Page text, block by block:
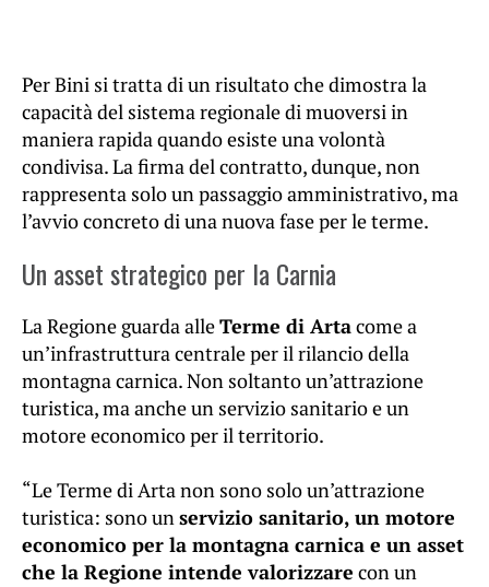
Per Bini si tratta di un risultato che dimostra la
capacità del sistema regionale di muoversi in
maniera rapida quando esiste una volontà
condivisa. La firma del contratto, dunque, non
rappresenta solo un passaggio amministrativo, ma
l’avvio concreto di una nuova fase per le terme.
Un asset strategico per la Carnia
La Regione guarda alleTerme di Artacome a
un’infrastruttura centrale per il rilancio della
montagna carnica. Non soltanto un’attrazione
turistica, ma anche un servizio sanitario e un
motore economico per il territorio.
“Le Terme di Arta non sono solo un’attrazione
turistica: sono unservizio sanitario, un motore
economico per la montagna carnica e un asset
che la Regione intende valorizzare con un